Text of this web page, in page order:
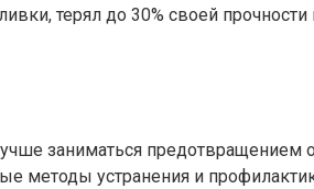
терял до 30% своей
заниматься предотвращением
методы устранения и